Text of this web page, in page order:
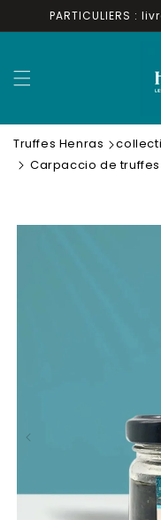
passer
au
PARTICULIERS :
Truffes Henras
Carpaccio de
Passer aux